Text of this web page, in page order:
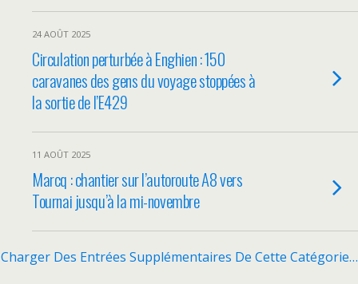
24 AOÛT 2025
Circulation perturbée à Enghien : 150
caravanes des gens du voyage stoppées à
la sortie de l’E429
11 AOÛT 2025
Marcq : chantier sur l’autoroute A8 vers
Tournai jusqu’à la mi-novembre
Charger Des Entrées Supplémentaires De Cette Catégorie…